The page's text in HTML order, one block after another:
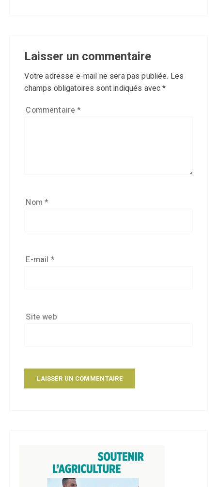
Laisser un commentaire
Votre adresse e-mail ne sera pas publiée. Les
champs obligatoires sont indiqués avec*
Commentaire*
Nom*
E-mail *
Site web